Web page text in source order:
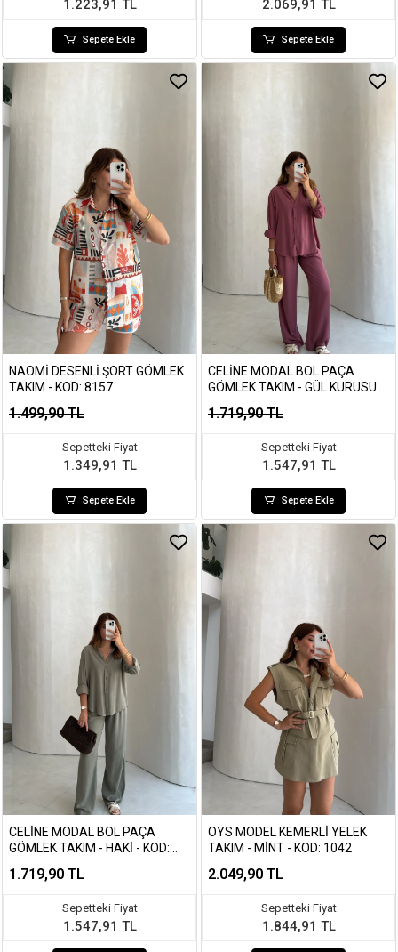
1.223,91 TL
Sepete Ekle
2.069,91 TL
Sepete Ekle
NAOMI DESENLI ŞORT GÖMLEK
TAKIM - KOD: 8157
1.499,90 TL
Sepetteki Fiyat
1.349,91 TL
Sepete Ekle
CELINE MODAL BOL PAÇA
GÖMLEK TAKIM - GÜL KURUSU -
1.719,90 TL
Sepetteki Fiyat
1.547,91 TL
Sepete Ekle
CELINE MODAL BOL PAÇA
GÖMLEK TAKIM - HAKI - KOD:
1.719,90 TL
Sepetteki Fiyat
1.547,91 TL
OYS MODEL KEMERLI YELEK
TAKIM - MINT - KOD: 1042
2.049,90 TL
Sepetteki Fiyat
1.844,91 TL